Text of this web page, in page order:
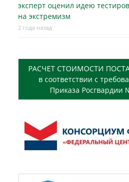
эксперт оценил идею
на экстремизм
2 года назад
РАСЧЕТ СТОИМОСТИ
в соответствии с
Приказа Росгвардии